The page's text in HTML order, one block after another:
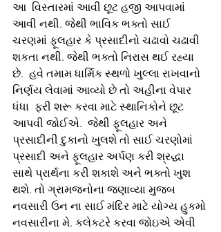
આ  વિસ્તારમાં આવી છૂટ હજી આપવામાં
આવી નથી. જેથી ભાવિક ભક્તો સાઈ
ચરણમાં ફૂલહાર કે પ્રસાદીનો ચઢાવો ચઢાવી
શકતા નથી. જેથી ભક્તો નિરાસ થઈ રહ્યા
છે.  હવે તમામ ધાર્મિક સ્થળો ખુલ્લા રાખવાનો
નિર્ણય લેવામાં આવ્યો છે તો અહીના વેપાર
ધંધા  ફરી શરૂ કરવા માટે સ્થાનિકોને છૂટ
આપવી જોઈએ.  જેથી ફૂલહાર અને
પ્રસાદીની દુકાનો ખુલશે તો સાઈ ચરણોમાં
પ્રસાદી અને ફૂલહાર અર્પણ કરી શ્રદ્ધા
સાથે પ્રાર્થના કરી શકાશે અને ભક્તો ખુશ
થશે. તો ગ્રામજનોના જણાવ્યા મુજબ
નવસારી ઉન ના સાઈ મંદિર માટે યોગ્ય હુકમો
નવસારીના મે. કલેકટરે કરવા જોઇએ એવી